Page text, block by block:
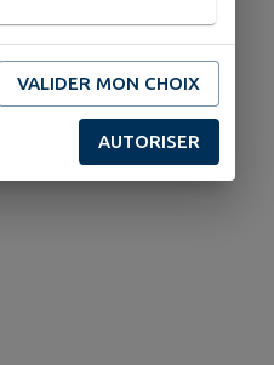
VALIDER MON CHOIX
AUTORISER